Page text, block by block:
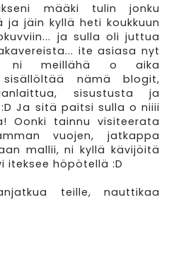
määki tulin jonku
ja jäin kyllä heti koukkuun
ja sulla oli juttua
ite asiasa nyt
ni meillähä o aika
sisällöltää nämä blogit,
sisustusta ja
Ja sitä paitsi sulla o niiii
Oonki tainnu visiteerata
vuojen, jatkappa
mallii, ni kyllä kävijöitä
iteksee höpötellä :D
teille, nauttikaa